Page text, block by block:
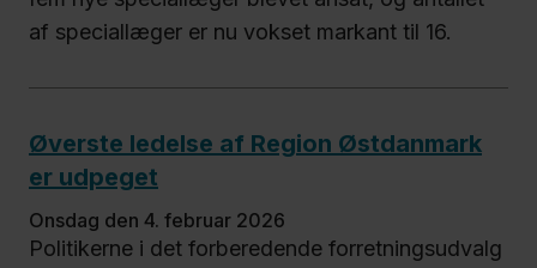
af speciallæger er nu vokset markant til 16.
Øverste ledelse af Region Østdanmark
er udpeget
onsdag den 4. februar 2026
Politikerne i det forberedende forretningsudvalg